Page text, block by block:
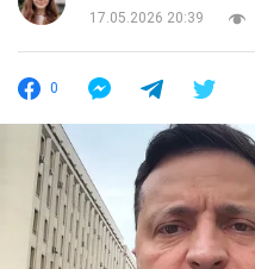
17.05.2026 20:39
0